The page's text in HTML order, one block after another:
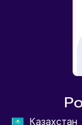
Казахстан